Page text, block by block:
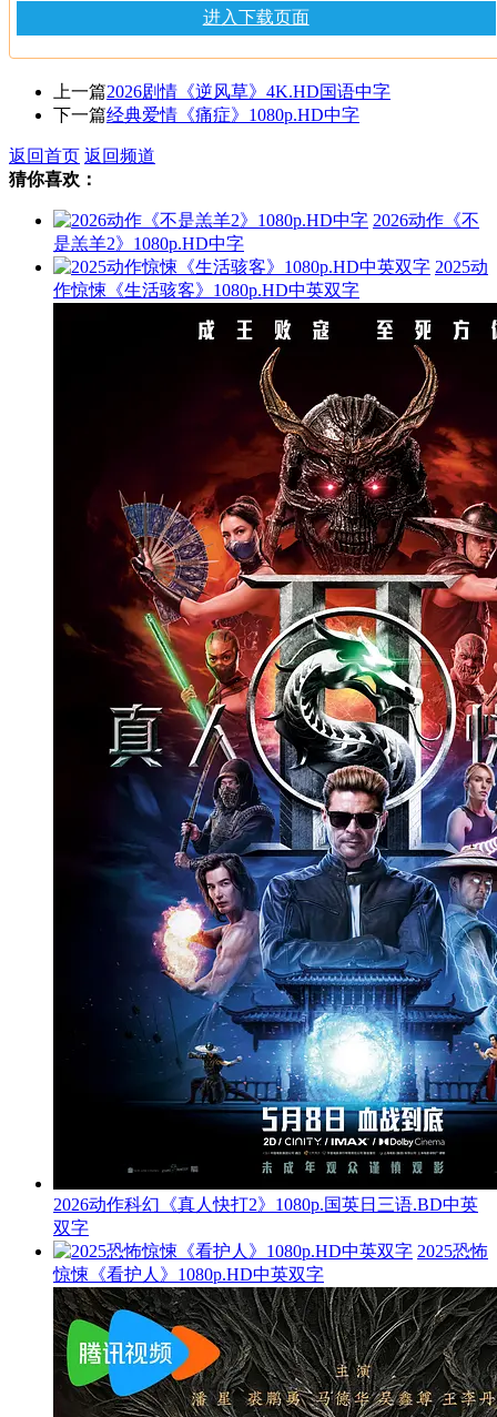
进入下载页面
上一篇2026剧情《逆风草》4K.HD国语中字
下一篇经典爱情《痛症》1080p.HD中字
返回首页 返回频道
猜你喜欢：
2026动作《不
是羔羊2》1080p.HD中字
2025动
作惊悚《生活骇客》1080p.HD中英双字
2026动作科幻《真人快打2》1080p.国英日三语.BD中英
双字
2025恐怖
惊悚《看护人》1080p.HD中英双字